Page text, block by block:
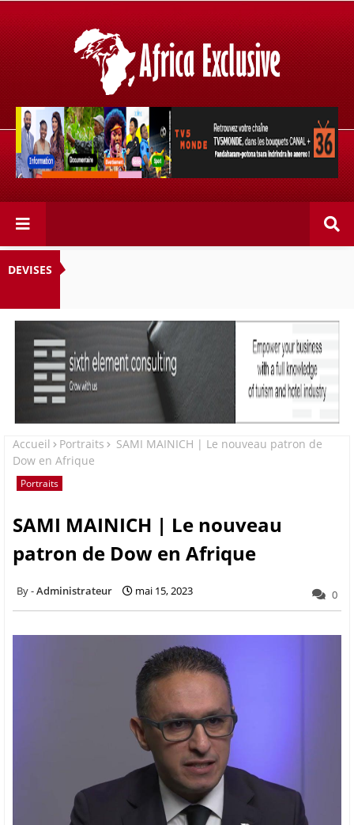
Retrouvez votre chaîne @TV5MONDE, dans les bouquets
CANAL+ 36 . Fandaharam-potoana tsara indrindra ho
anareo!
DEVISES
Accueil Portraits
SAMI MAINICH | Le nouveau patron de
Dow en Afrique
Portraits
SAMI MAINICH | Le nouveau
patron de Dow en Afrique
Administrateur mai 15, 2023 0